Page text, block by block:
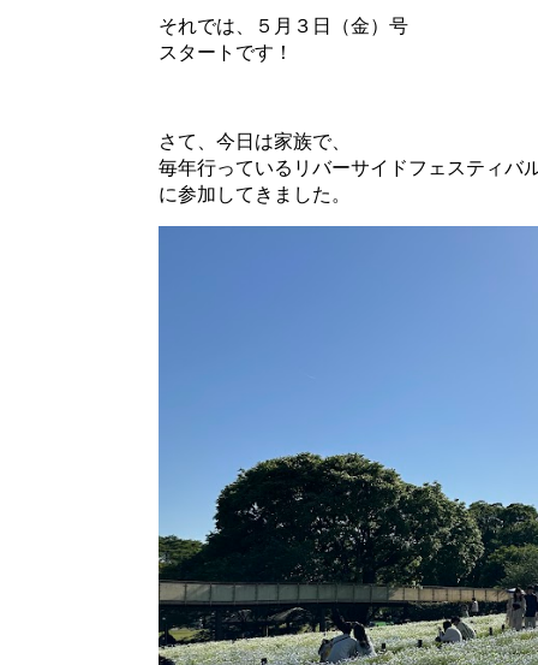
それでは、５月３日（金）号
スタートです！
さて、今日は家族で、
毎年行っているリバーサイドフェスティバ
に参加してきました。